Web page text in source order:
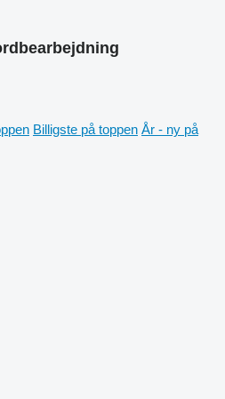
Billigste på toppen År - ny på